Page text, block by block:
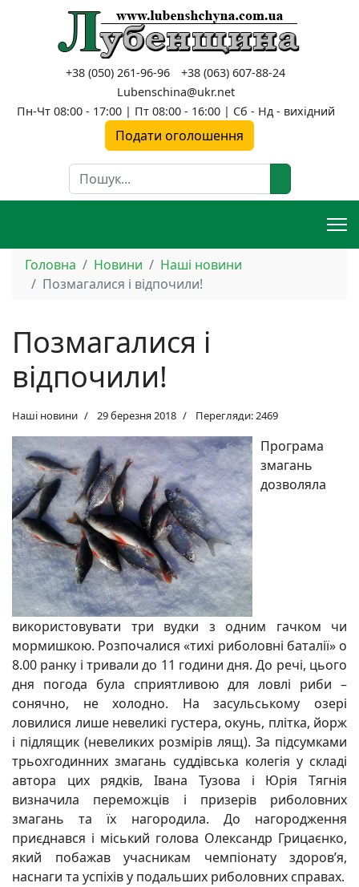
+38 (050) 261-96-96
+38 (063) 607-88-24
Lubenschina@ukr.net
Пн-Чт 08:00 - 17:00 | Пт 08:00 - 16:00 | Сб - Нд - вихідний
Подати оголошення
Пошук
Головна Новини
Наші новини
Позмагалися і відпочили!
Позмагалися і
відпочили!
Наші новини 29 березня 2018 Перегляди: 2469
Програма
змагань
дозволяла
використовувати три вудки з одним гачком чи
мормишкою. Розпочалися «тихі риболовні баталії» о
8.00 ранку і тривали до 11 години дня. До речі, цього
дня погода була сприятливою для ловлі риби –
сонячно, не холодно. На засульському озері
ловилися лише невеликі густера, окунь, плітка, йорж
і підлящик (невеликих розмірів лящ). За підсумками
трьохгодинних змагань суддівська колегія у складі
автора цих рядків, Івана Тузова і Юрія Тягнія
визначила переможців і призерів риболовних
змагань та їх нагородила. До нагородження
приєднався і міський голова Олександр Грицаєнко,
який побажав учасникам чемпіонату здоров’я,
наснаги та успіхів у подальших риболовних справах.